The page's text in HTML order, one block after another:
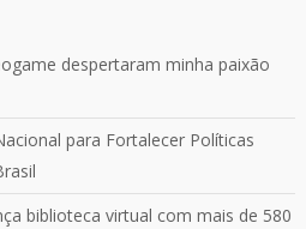
o mais recente REVIEW de
despertaram minha paixão
para Fortalecer Políticas
biblioteca virtual com mais de 580